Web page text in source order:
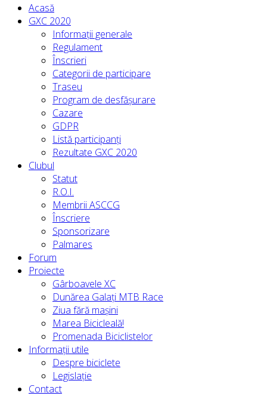
Acasă
GXC 2020
Informații generale
Regulament
Înscrieri
Categorii de participare
Traseu
Program de desfășurare
Cazare
GDPR
Listă participanți
Rezultate GXC 2020
Clubul
Statut
R.O.I.
Membrii ASCCG
Înscriere
Sponsorizare
Palmares
Forum
Proiecte
Gârboavele XC
Dunărea Galați MTB Race
Ziua fără mașini
Marea Bicicleală!
Promenada Biciclistelor
Informații utile
Despre biciclete
Legislație
Contact